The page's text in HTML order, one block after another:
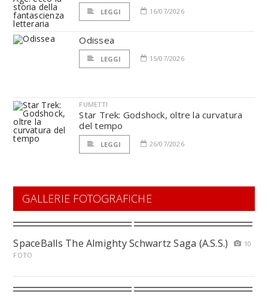
LEGGI 16/07/2026
Odissea
LEGGI 15/07/2026
FUMETTI
Star Trek: Godshock, oltre la curvatura
del tempo
LEGGI 26/07/2026
GALLERIE FOTOGRAFICHE
SpaceBalls The Almighty Schwartz Saga (A.S.S.)
10
FOTO